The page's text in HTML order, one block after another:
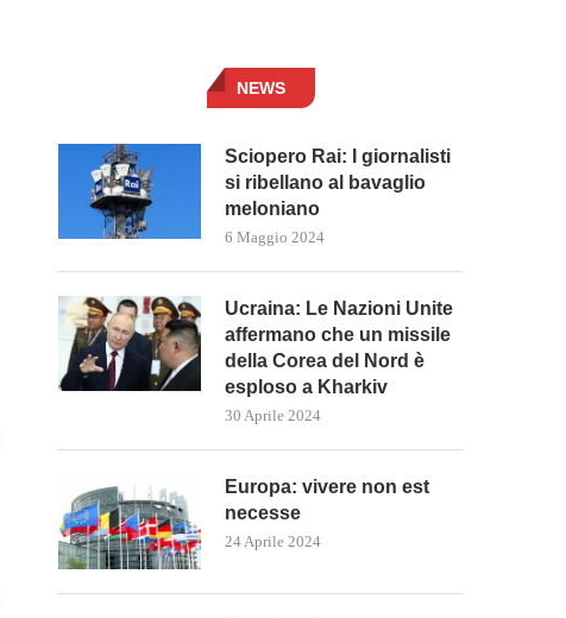
NEWS
Sciopero Rai: I giornalisti
si ribellano al bavaglio
meloniano
6 Maggio 2024
Ucraina: Le Nazioni Unite
affermano che un missile
della Corea del Nord è
esploso a Kharkiv
30 Aprile 2024
Europa: vivere non est
necesse
24 Aprile 2024